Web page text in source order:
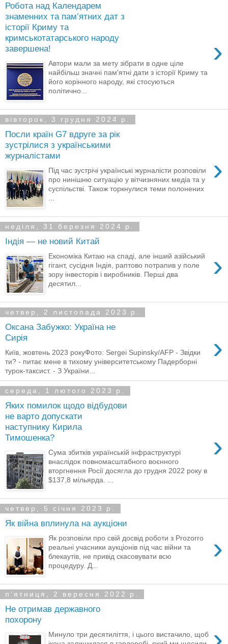
Робота над Календарем
знаменних та пам’ятних дат з
історії Криму та
кримськотатарського народу
завершена!
›
Автори мали за мету зібрати в одне ціле
найбільш значні пам'ятні дати з історії Криму та
його корінного народу, які стосуються
політично...
вівторок, 3 грудня 2024 р.
Посли країн G7 вдруге за рік
зустрілися з українськими
журналістами
›
Під час зустрічі українські журналісти розповіли
про нинішню ситуацію у вітчизняних медіа та у
суспільстві. Також торкнулися теми полонених
неділя, 31 березня 2024 р.
Індія — не новий Китай
›
Економіка Китаю на спаді, але інший азійський
гігант, сусідня Індія, раптово потрапив у поле
зору інвесторів і виробників. Перші два
десятил...
четвер, 2 листопада 2023 р.
Оксана Забужко: Україна не
Сирія
›
Київ, жовтень 2023 рокуФото: Sergei Supinsky/AFP - Звідки
ти? - питає мене в тихому університетському Падерборні
турок-таксист. - З України...
середа, 1 лютого 2023 р.
Яких помилок щодо відбудови
не варто допускати
наступнику Кирила
Тимошенка?
›
Сума збитків українській інфраструктурі
внаслідок повномасштабного воєнного
вторгнення Росії досягла до грудня 2022 року в
$137,8 мільярда. ...
четвер, 5 січня 2023 р.
Як війна вплинула на аукціони
›
Як розповіли про свій досвід роботи з Prozorro
реальні учасники аукціонів під час війни та
блекаутів, не привід скасовувати всю
процедуру. Д...
пʼятниця, 2 вересня 2022 р.
Не отримав державного
похорону
Минуло три десятиліття, і цього вистачило, щоб